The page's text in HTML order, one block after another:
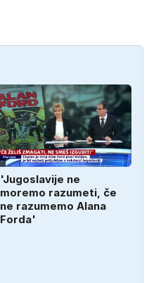
'Jugoslavije ne
moremo razumeti, če
ne razumemo Alana
Forda'